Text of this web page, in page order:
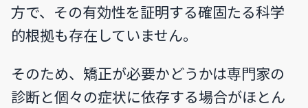
方で、その有効性を証明する確固たる科学
的根拠も存在していません。
そのため、矯正が必要かどうかは専門家の
診断と個々の症状に依存する場合がほとん